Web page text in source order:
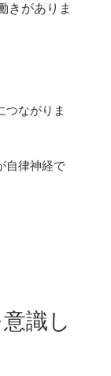
きがありま
つながりま
自律神経で
識し